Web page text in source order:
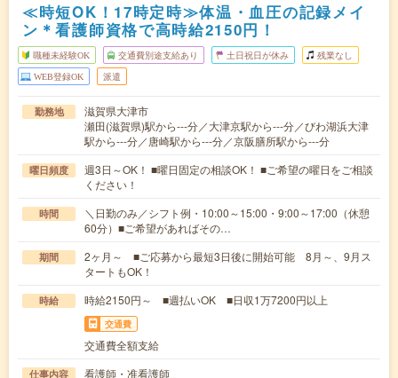
≪時短OK！17時定時≫体温・血圧の記録メイ
ン＊看護師資格で高時給2150円！
職種未経験OK 交通費別途支給あり 土日祝日が休み 残業なし
WEB登録OK 派遣
勤務地
滋賀県大津市
瀬田(滋賀県)駅から---分／大津京駅から---分／びわ湖浜大津
駅から---分／唐崎駅から---分／京阪膳所駅から---分
曜日頻度
週3日～OK！ ■曜日固定の相談OK！ ■ご希望の曜日をご相談
ください！
時間
＼日勤のみ／シフト例・10:00～15:00・9:00～17:00（休憩
60分）■ご希望があればその…
期間
2ヶ月～ ■ご応募から最短3日後に開始可能 8月～、9月ス
タートもOK！
時給 時給2150円～ ■週払いOK ■日収1万7200円以上
交通費
交通費全額支給
仕事内容 看護師・准看護師